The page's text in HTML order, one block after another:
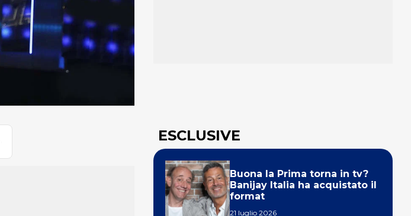
ESCLUSIVE
Buona la Prima torna in tv?
Banijay Italia ha acquistato il
format
21 luglio 2026